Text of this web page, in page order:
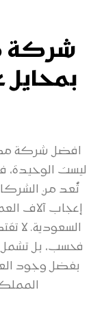
شركة
بمحايل عسير
افضل شركة
ليست الوحيدة،
تُعد من
إعجاب آلاف
السعودية. لا
فحسب، بل تشمل
بفضل وجود